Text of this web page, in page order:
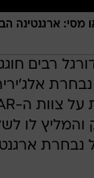
רבים
נבחרת
והמליץ לו
נבחרת